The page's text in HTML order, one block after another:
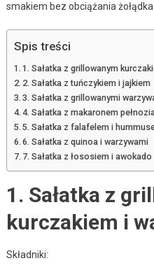
smakiem bez obciążania żołądka.
Spis treści
1. Sałatka z grillowanym
2. Sałatka z tuńczykiem i jajkiem
3. Sałatka z grillowanymi
4. Sałatka z makaronem
5. Sałatka z falafelem i
6. Sałatka z quinoa i warzywami
7. Sałatka z łososiem i awokado
1. Sałatka z
kurczakiem i
Składniki: